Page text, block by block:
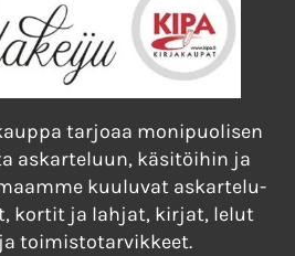
tarjoaa monipuolisen
askarteluun, käsitöihin ja
kuuluvat askartelu-
kortit ja lahjat, kirjat, lelut
toimistotarvikkeet.